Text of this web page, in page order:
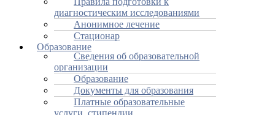
диагностическим исследованиями
Анонимное лечение
Стационар
Образование
Сведения об образовательной
организации
Образование
Документы для образования
Платные образовательные